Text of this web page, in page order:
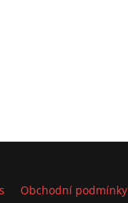
Obchodní podmínky